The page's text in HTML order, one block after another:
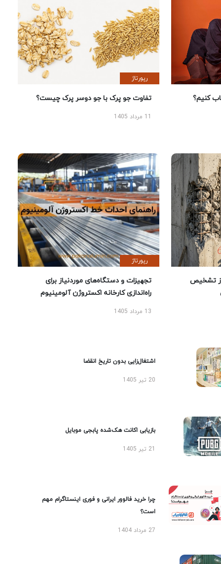
کنیم؟
رپورتاژ
تفاوت جو پرک با جو دوسر پرک چیست؟
تشخیص
رپورتاژ
تجهیزات و دستگاه‌های موردنیاز برای
راه‌اندازی کارخانه اکستروژن آلومینیوم
13 مرداد 1405
اشتغال‌زایی بدون تاریخ انقضا
20 تیر 1405
بازیابی اکانت هک‌شده پابجی موبایل
چرا خرید فالوور ایرانی و فوری اینستاگرام مهم
است؟
27 مرداد 1404